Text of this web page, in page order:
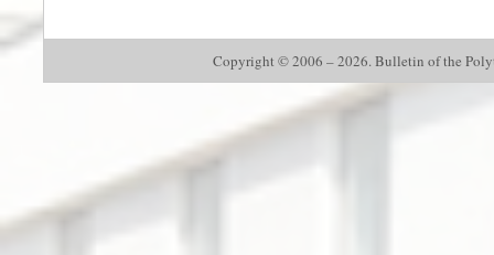
Copyright © 2006 – 2026. Bulletin of the